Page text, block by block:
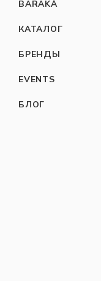
BARAKÀ
КАТАЛОГ
БРЕНДЫ
EVENTS
БЛОГ